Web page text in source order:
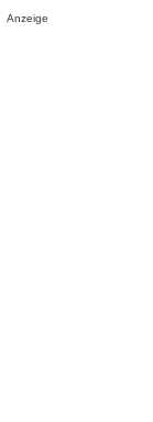
Anzeige